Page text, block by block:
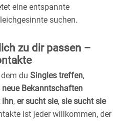
eine entspannte
suchen.
zu dir passen –
du Singles treffen,
neue Bekanntschaften
ihn, er sucht sie, sie sucht sie
ist jeder willkommen, der